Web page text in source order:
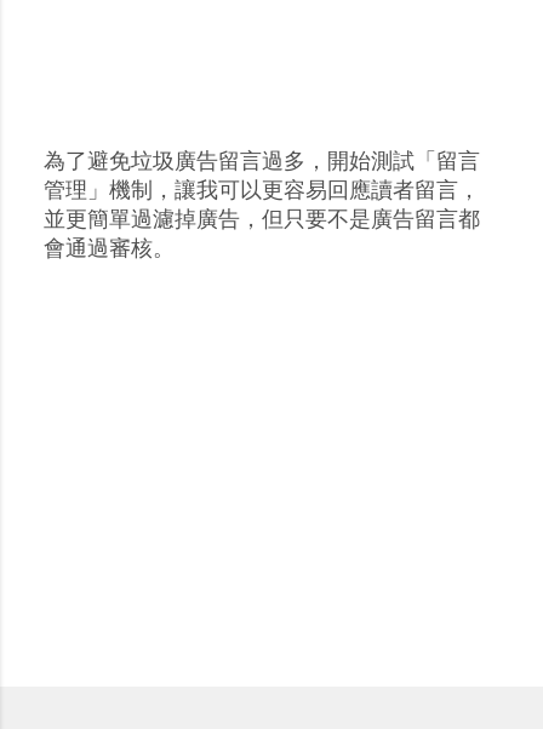
張
貼
留
為了避免垃圾廣告留言過多，開始測試「留言
管理」機制，讓我可以更容易回應讀者留言，
並更簡單過濾掉廣告，但只要不是廣告留言都
會通過審核。